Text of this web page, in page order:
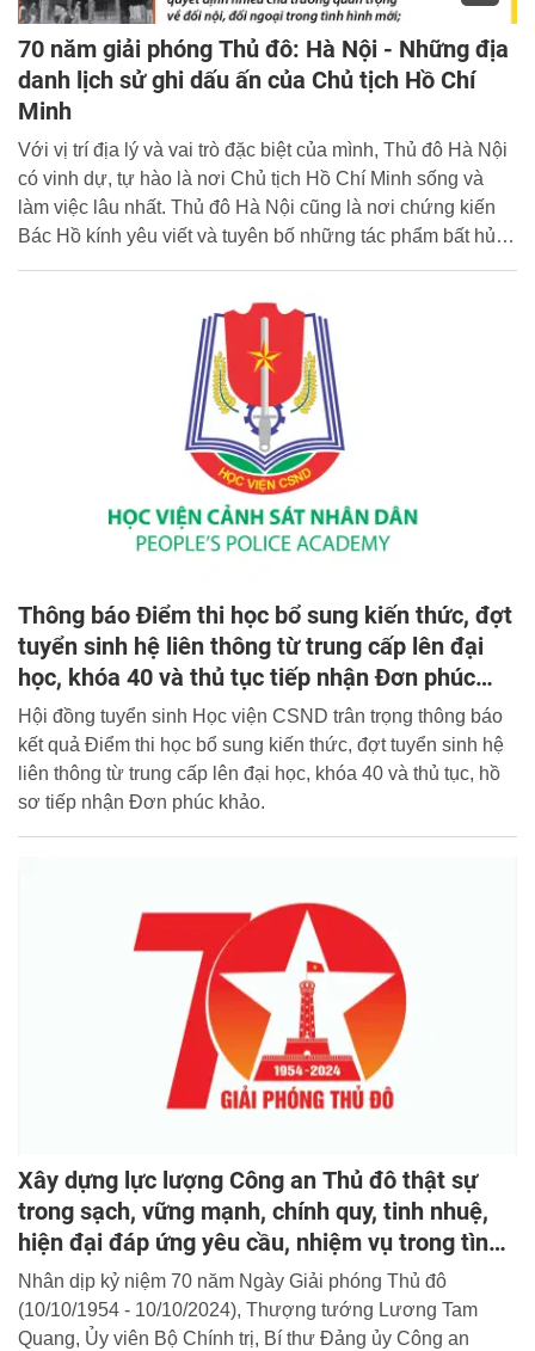
70 năm giải phóng Thủ đô: Hà Nội - Những địa
danh lịch sử ghi dấu ấn của Chủ tịch Hồ Chí
Minh
Với vị trí địa lý và vai trò đặc biệt của mình, Thủ đô Hà Nội
có vinh dự, tự hào là nơi Chủ tịch Hồ Chí Minh sống và
làm việc lâu nhất. Thủ đô Hà Nội cũng là nơi chứng kiến
Bác Hồ kính yêu viết và tuyên bố những tác phẩm bất hủ,
từng được Người dành sự quan tâm, đến thăm và căn
dặn. Các bài nói, bài viết, bức điện hay những chuyến
thăm của Bác đều để lại những dấu ấn không thể nào
Thông báo Điểm thi học bổ sung kiến thức, đợt
tuyển sinh hệ liên thông từ trung cấp lên đại
học, khóa 40 và thủ tục tiếp nhận Đơn phúc
khảo
Hội đồng tuyển sinh Học viện CSND trân trọng thông báo
kết quả Điểm thi học bổ sung kiến thức, đợt tuyển sinh hệ
liên thông từ trung cấp lên đại học, khóa 40 và thủ tục, hồ
sơ tiếp nhận Đơn phúc khảo.
Xây dựng lực lượng Công an Thủ đô thật sự
trong sạch, vững mạnh, chính quy, tinh nhuệ,
hiện đại đáp ứng yêu cầu, nhiệm vụ trong tình
hình mới
Nhân dịp kỷ niệm 70 năm Ngày Giải phóng Thủ đô
(10/10/1954 - 10/10/2024), Thượng tướng Lương Tam
Quang, Ủy viên Bộ Chính trị, Bí thư Đảng ủy Công an